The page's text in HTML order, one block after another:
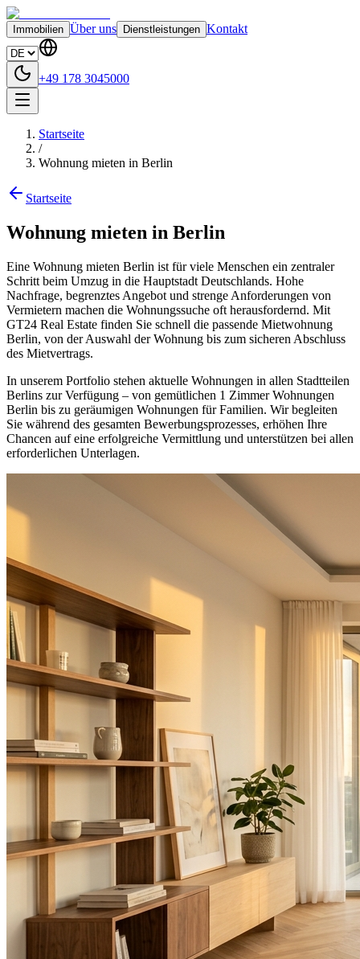
Immobilien Über uns Dienstleistungen Kontakt
+49 178 3045000
Startseite
/
Wohnung mieten in Berlin
Startseite
Wohnung mieten in Berlin
Eine Wohnung mieten Berlin ist für viele Menschen ein zentraler
Schritt beim Umzug in die Hauptstadt Deutschlands. Hohe
Nachfrage, begrenztes Angebot und strenge Anforderungen von
Vermietern machen die Wohnungssuche oft herausfordernd. Mit
GT24 Real Estate finden Sie schnell die passende Mietwohnung
Berlin, von der Auswahl der Wohnung bis zum sicheren Abschluss
des Mietvertrags.
In unserem Portfolio stehen aktuelle Wohnungen in allen Stadtteilen
Berlins zur Verfügung – von gemütlichen 1 Zimmer Wohnungen
Berlin bis zu geräumigen Wohnungen für Familien. Wir begleiten
Sie während des gesamten Bewerbungsprozesses, erhöhen Ihre
Chancen auf eine erfolgreiche Vermittlung und unterstützen bei allen
erforderlichen Unterlagen.